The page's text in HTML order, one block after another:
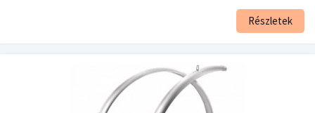
Részletek